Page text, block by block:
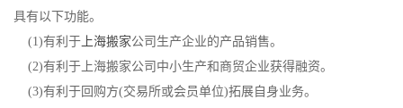
具有以下功能。
(1)有利于 上海搬家公司生产企业的产品销售。
(2)有利于上海搬家公司中小生产和商贸企业获得融资。
(3)有利于回购方(交易所或会员单位)拓展自身业务。